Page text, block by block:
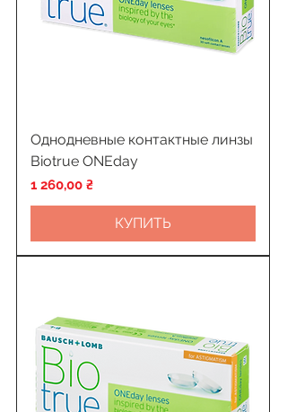
Однодневные контактные линзы
Biotrue ONEday
Цена
1 260,00 ₴
КУПИТЬ